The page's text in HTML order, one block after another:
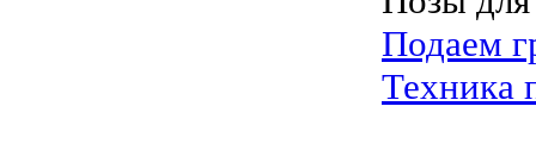
Подаем
Техника